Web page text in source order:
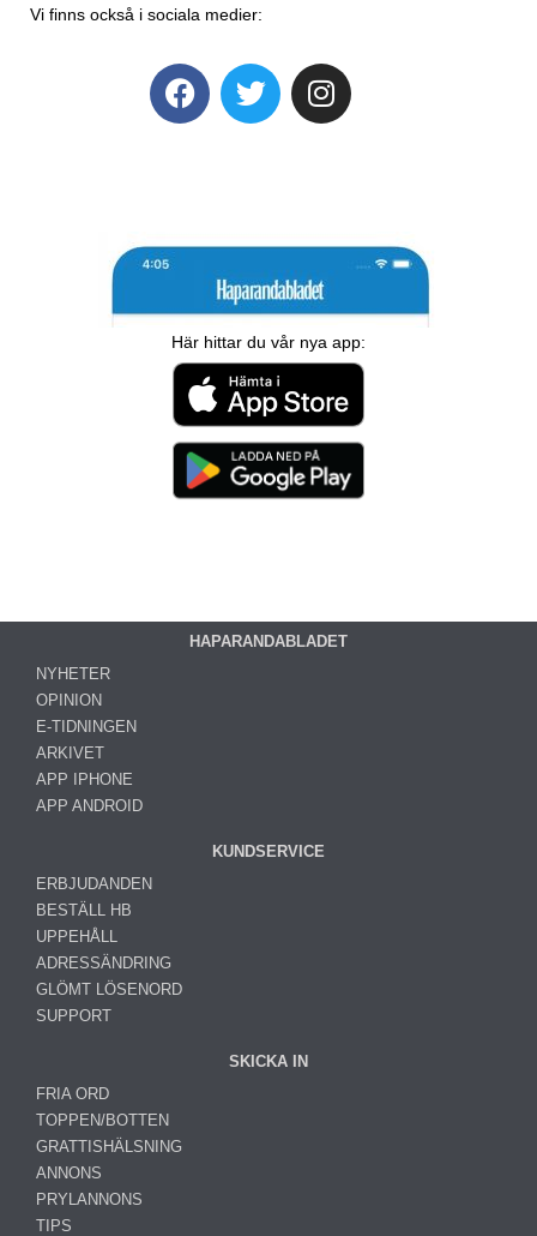
Vi finns också i sociala medier:
Här hittar du vår nya app:
HAPARANDABLADET
NYHETER
OPINION
E-TIDNINGEN
ARKIVET
APP IPHONE
APP ANDROID
KUNDSERVICE
ERBJUDANDEN
BESTÄLL HB
UPPEHÅLL
ADRESSÄNDRING
GLÖMT LÖSENORD
SUPPORT
SKICKA IN
FRIA ORD
TOPPEN/BOTTEN
GRATTISHÄLSNING
ANNONS
PRYLANNONS
TIPS